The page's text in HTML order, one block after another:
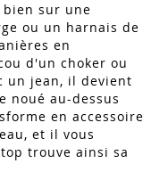
sur une
ou un harnais de
en
d'un choker ou
un jean, il devient
noué au-dessus
en accessoire
et il vous
trouve ainsi sa